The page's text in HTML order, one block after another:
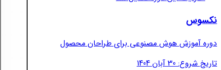
نکسوس
دوره آموزش هوش مصنوعی برای طراحان محصول
تاریخ شروع: 30 آبان 1404